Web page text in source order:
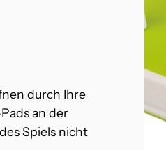
durch Ihre
an der
Spiels nicht